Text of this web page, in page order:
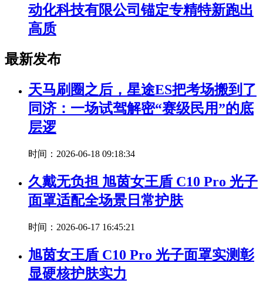
动化科技有限公司锚定专精特新跑出
高质
最新发布
天马刷圈之后，星途ES把考场搬到了
同济：一场试驾解密“赛级民用”的底
层逻
时间：2026-06-18 09:18:34
久戴无负担 旭茵女王盾 C10 Pro 光子
面罩适配全场景日常护肤
时间：2026-06-17 16:45:21
旭茵女王盾 C10 Pro 光子面罩实测彰
显硬核护肤实力